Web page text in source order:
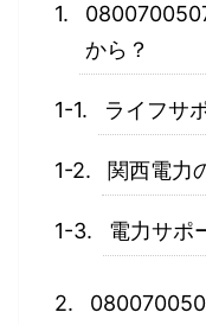
から？
ライフサ
関西電力
電力サポ